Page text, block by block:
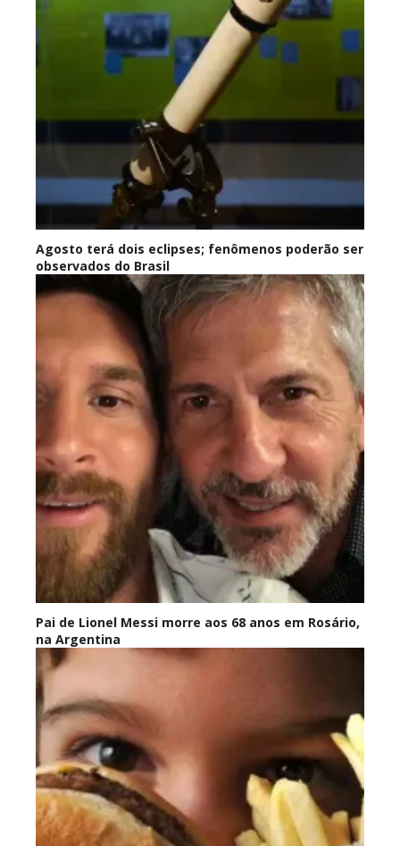
Agosto terá dois eclipses; fenômenos poderão ser
observados do Brasil
Pai de Lionel Messi morre aos 68 anos em Rosário,
na Argentina